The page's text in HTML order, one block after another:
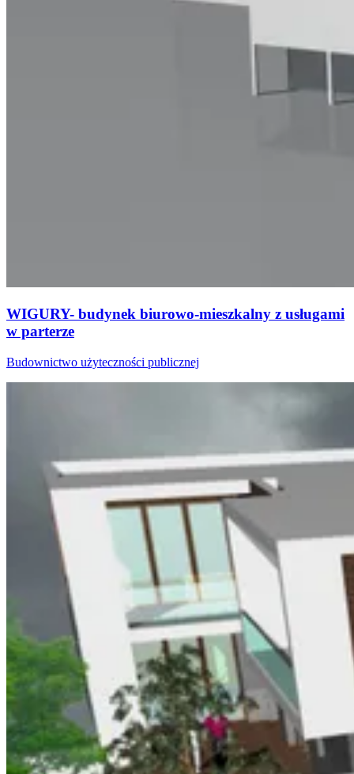
WIGURY- budynek biurowo-mieszkalny z usługami
w parterze
Budownictwo użyteczności publicznej